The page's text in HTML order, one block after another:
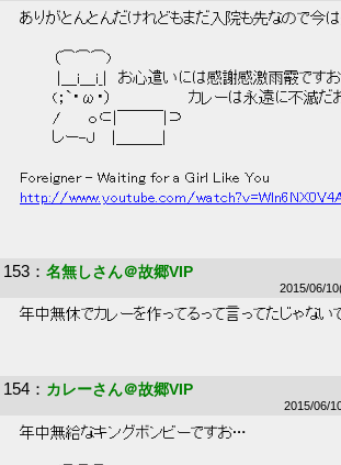
ありがとんとんだけれどもまだ入院も先なので今
（⌒⌒⌒)
|＿i＿i_|　お心遣いには感謝感激雨霰ですお
(；`・ω・）　　　　　　　カレーは永遠に不滅だ
/　　 ｏ⊂|￣￣￣|⊃
しー-Ｊ　 |＿＿＿|
Foreigner - Waiting for a Girl Like You
http://www.youtube.com/
153 ： 名無しさん＠故郷VIP
2015/06/
年中無休でカレーを作ってるって言ってたじゃない
154 ： カレーさん＠故郷VIP
2015/06/
年中無給なキングボンビーですお…